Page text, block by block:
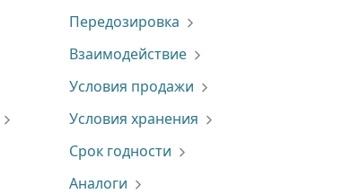
Передозировка
Взаимодействие
Условия продажи
Условия хранения
Срок годности
Аналоги